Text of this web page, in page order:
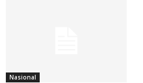
Nasional